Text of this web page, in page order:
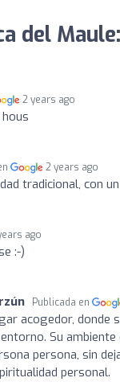
del
2 years ago
2 years ago
tradicional, con
ago
:-)
Publicada en
acogedor, donde
Su
persona, sin
personal.